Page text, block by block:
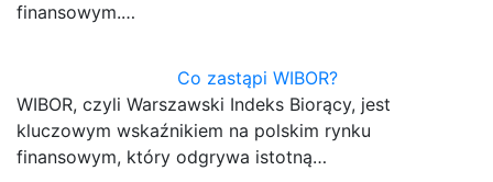
finansowym.…
Co zastąpi WIBOR?
WIBOR, czyli Warszawski Indeks Biorący, jest
kluczowym wskaźnikiem na polskim rynku
finansowym, który odgrywa istotną…